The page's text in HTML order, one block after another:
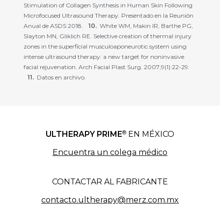
Stimulation of Collagen Synthesis in Human Skin Following
Microfocused Ultrasound Therapy. Presentado en la Reunión
Anual de ASDS 2018.
White WM, Makin IR, Barthe PG,
Slayton MN, Gliklich RE. Selective creation of thermal injury
zones in the superficial musculoaponeurotic system using
intense ultrasound therapy: a new target for noninvasive
facial rejuvenation. Arch Facial Plast Surg. 2007;9(1):22-29.
Datos en archivo.
ULTHERAPY PRIME® EN MÉXICO
Encuentra un colega médico
CONTACTAR AL FABRICANTE
contacto.ultherapy@merz.com.mx